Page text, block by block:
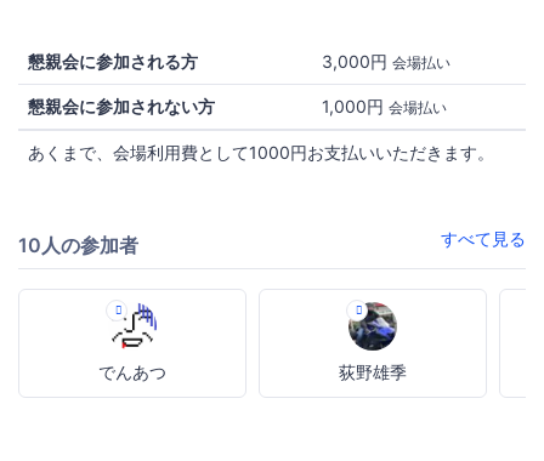
懇親会に参加される方 3,000円 会場払い
懇親会に参加されない方 1,000円 会場払い
あくまで、会場利用費として1000円お支払いいただきます。
10人の参加者 すべて見る
でんあつ 荻野雄季